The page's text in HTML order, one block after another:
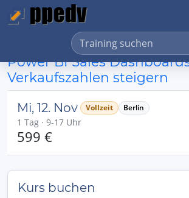
Power BI Sales
Verkaufszahlen steigern
Mi, 12. Nov Vollzeit Berlin
1 Tag · 9-17 Uhr
599 €
Kurs buchen